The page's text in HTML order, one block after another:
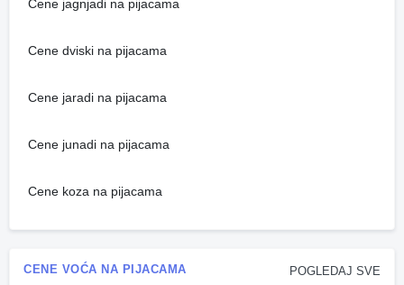
Cene jagnjadi na pijacama
Cene dviski na pijacama
Cene jaradi na pijacama
Cene junadi na pijacama
Cene koza na pijacama
POGLEDAJ SVE
CENE VOĆA NA PIJACAMA